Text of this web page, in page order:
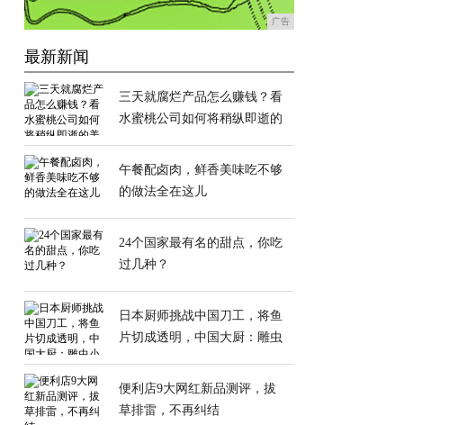
广告
最新新闻
三天就腐烂产品怎么赚钱？看
水蜜桃公司如何将稍纵即逝的
午餐配卤肉，鲜香美味吃不够
的做法全在这儿
24个国家最有名的甜点，你吃
过几种？
日本厨师挑战中国刀工，将鱼
片切成透明，中国大厨：雕虫
便利店9大网红新品测评，拔
草排雷，不再纠结